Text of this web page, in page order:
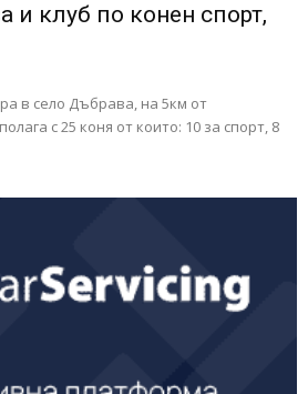
и клуб по конен спорт,
в село Дъбрава, на 5км от
с 25 коня от които: 10 за спорт, 8